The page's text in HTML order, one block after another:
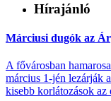
Hírajánló
Márciusi dugók az
A fővárosban
március 1-jén lezárják
kisebb korlátozások az